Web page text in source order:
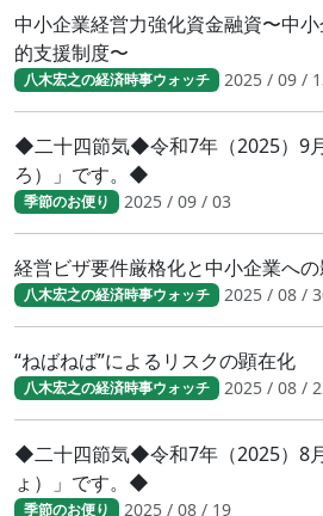
中小企業経営力強化資金融資〜中
的支援制度〜
八木宏之の経済時事ウォッチ 2025 / 09 /
◆二十四節気◆令和7年（2025）9
ろ）」です。◆
季節のお便り 2025 / 09 / 03
経営ビザ要件厳格化と中小企業へ
八木宏之の経済時事ウォッチ 2025 / 08 /
“ねばねば”によるリスクの顕在化
八木宏之の経済時事ウォッチ 2025 / 08 /
◆二十四節気◆令和7年（2025）8
ょ）」です。◆
季節のお便り 2025 / 08 / 19